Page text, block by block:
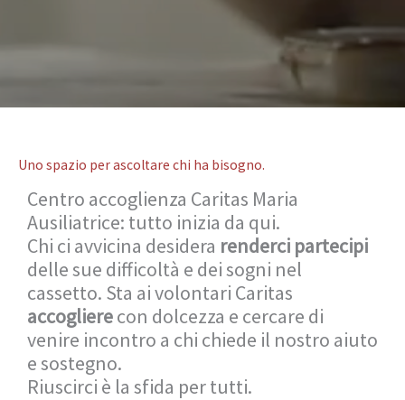
Uno spazio per ascoltare chi ha bisogno.
Centro accoglienza Caritas Maria
Ausiliatrice: tutto inizia da qui.
Chi ci avvicina desidera renderci partecipi
delle sue difficoltà e dei sogni nel
cassetto. Sta ai volontari Caritas
accoglierecon dolcezza e cercare di
venire incontro a chi chiede il nostro aiuto
e sostegno.
Riuscirci è la sfida per tutti.